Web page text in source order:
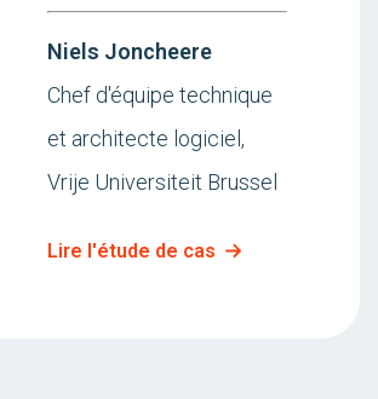
Niels Joncheere
Chef d'équipe technique
et architecte logiciel,
Vrije Universiteit Brussel
Lire l'étude de cas